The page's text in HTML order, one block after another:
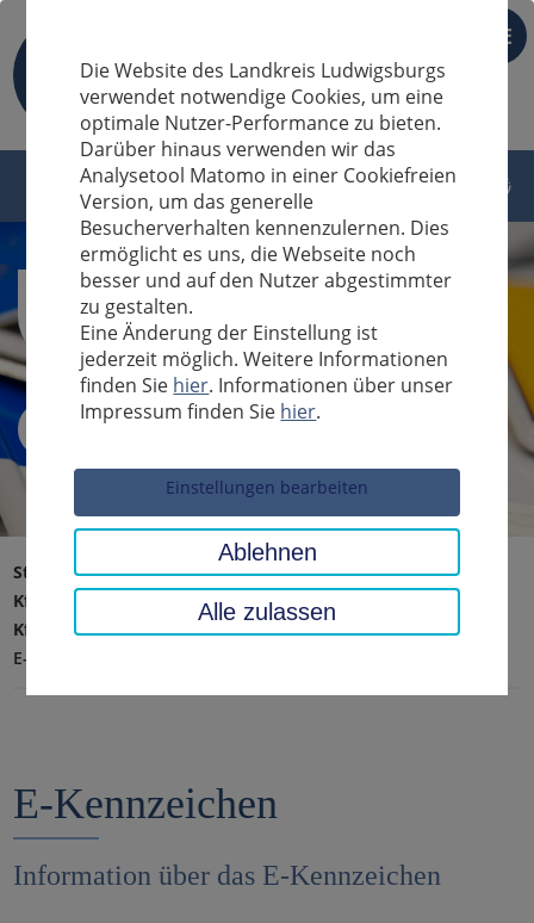
DE
Sucheingabe
Startseite
Verkehr, Sicherheit, Ordnung
Kfz-Zulassung, Fahrerlaubnis & Güterkraftverkehr
Kfz-Zulassung
Besondere Kennzeichen
E-Kennzeichen
E-Kennzeichen
Information über das E-Kennzeichen
Die Website des Landkreis Ludwigsburgs
verwendet notwendige Cookies, um eine
optimale Nutzer-Performance zu bieten.
Darüber hinaus verwenden wir das
Analysetool Matomo in einer Cookiefreien
Version, um das generelle
Besucherverhalten kennenzulernen. Dies
ermöglicht es uns, die Webseite noch
besser und auf den Nutzer abgestimmter
zu gestalten.
Eine Änderung der Einstellung ist
jederzeit möglich. Weitere Informationen
finden Sie hier. Informationen über unser
Impressum finden Sie hier.
Einstellungen bearbeiten
Ablehnen
Alle zulassen